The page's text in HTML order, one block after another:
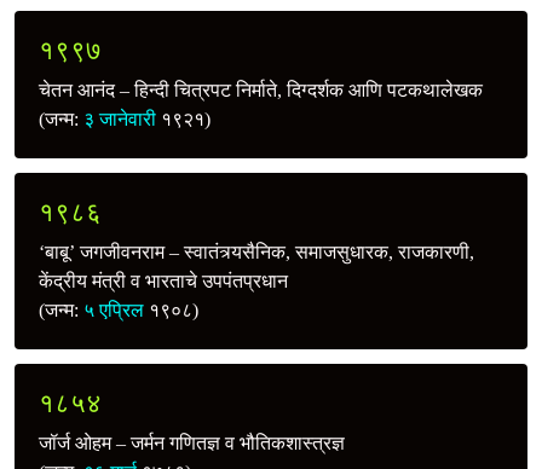
१९९७
चेतन आनंद – हिन्दी चित्रपट निर्माते, दिग्दर्शक आणि पटकथालेखक
(जन्म: ३ जानेवारी १९२१)
१९८६
‘बाबू’ जगजीवनराम – स्वातंत्र्यसैनिक, समाजसुधारक, राजकारणी,
केंद्रीय मंत्री व भारताचे उपपंतप्रधान
(जन्म: ५ एप्रिल १९०८)
१८५४
जॉर्ज ओहम – जर्मन गणितज्ञ व भौतिकशास्त्रज्ञ